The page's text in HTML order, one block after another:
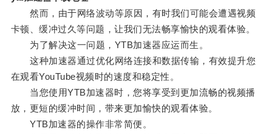
然而，由于网络波动等原因，有时我们可能会遭遇视频
卡顿、缓冲过久等问题，让我们无法畅享愉快的观看体验。
为了解决这一问题，YTB加速器应运而生。
这种加速器通过优化网络连接和数据传输，有效提升您
在观看YouTube视频时的速度和稳定性。
当您使用YTB加速器时，您将享受到更加流畅的视频播
放，更短的缓冲时间，带来更加愉快的观看体验。
YTB加速器的操作非常简便。